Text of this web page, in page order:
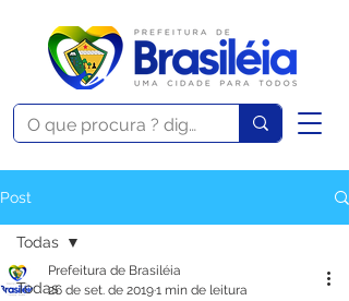
Post
Todas
Todas
Prefeitura de Brasiléia
26 de set. de 20191 min de leitura